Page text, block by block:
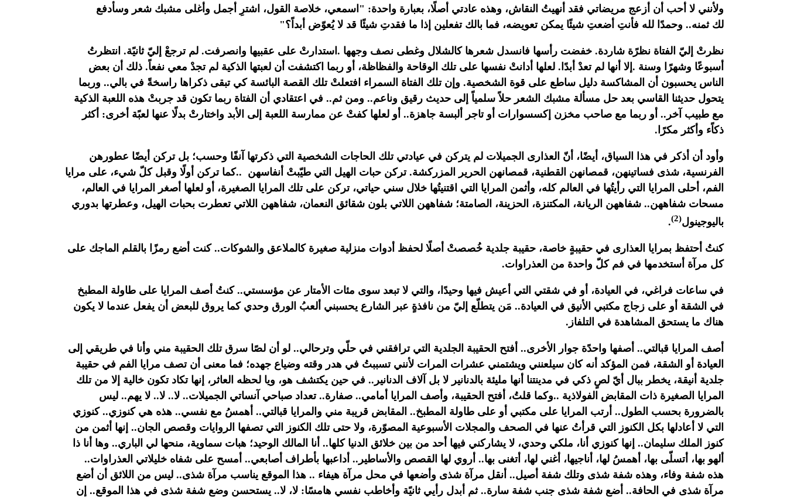
ولأنني لا أحب أن أزعج مريضاتي فقد أنهيتُ النقاش، وهذه عادتي أصلًا، بعبارة واحدة: "اسمعي، خلاصة القول، اشترِ أجمل وأغلى مشبك شعر وسأدفع
لك ثمنه.. وحمدًا لله فأنتِ أضعتِ شيئًا يمكن تعويضه، فما بالك تفعلين إذا ما فقدتِ شيئًا قد لا يُعوّض أبداً؟"‏
نظرتْ إليّ الفتاة نظرًة شاردة. خفضت رأسها فانسدل شعرها كالشلال وغطى نصف وجهها .استدارتْ على عقبيها وانصرفت. لم ترجعْ إليّ ثانيًة. انتظرتُ
أسبوعًا وشهرًا وسنة .إلا أنها لم تعدْ أبدًا. لعلها أدانتْ نفسها على تلك الوقاحة والفظاظة، أو ربما اكتشفت أن لعبتها الذكية لم تجدْ معي نفعاً. ذلك أن بعض
الناس يحسبون أن المشاكسة دليل ساطع على قوة الشخصية. وإن تلك الفتاة السمراء افتعلتْ تلك القصة البائسة كي تبقى ذكراها راسخةً في بالي.. وربما
يتحول حديثنا القاسي بعد حل مسألة مشبك الشعر حلاً سلمياً إلى حديث رقيق وناعم.. ومن ثم.. في اعتقادي أن الفتاة ربما تكون قد جربتْ هذه اللعبة الذكية
مع طبيب آخر.. أو ربما مع صاحب مخزن إكسسوارات أو تاجر
ألبسة جاهزة.. أو لعلها كفتْ عن ممارسة اللعبة إلى الأبد واختارتْ بدلًا عنها لعبًة أخرى: أكثر
ذكاًء وأكثر مكرًا.‏
وأود أن أذكر في هذا السياق، أيضًا، أنّ العذارى الجميلات لم يتركن في عيادتي تلك الحاجات الشخصية التي ذكرتها آنفًا وحسب؛ بل تركن أيضًا عطورهن
الفرنسية، شذى فساتينهن، قمصانهن القطنية، قمصانهن الحرير المزركشة. تركن حبات الهيل التي طيّبتْ أنفاسهن ..كما تركن أولًا وقبل كلّ شيء، على مرايا
الفم، أحلى المرايا التي رأيتُها في العالم كله، وأثمن المرايا التي اقتنيتُها خلال سني حياتي، تركن على تلك المرايا الصغيرة، أو لعلها أصغر المرايا في العالم،
مسحات شفاههن.. شفاههن الريانة، المكتنزة، الحزينة، الصامتة؛ شفاههن اللاتي بلون شقائق النعمان، شفاههن اللاتي تعطرت بحبات الهيل، وعطرتها بدوري
باليوجينول(2)
.‏
كنتُ أحتفظ بمرايا العذارى في حقيبةٍ خاصة، حقيبة جلدية خُصصتْ أصلًا لحفظ أدوات منزلية صغيرة كالملاعق والشوكات.. كنت أضع رمزًا بالقلم الماجك على
كل مرآة أستخدمها في فم كلّ واحدة من العذراوات.‏
في ساعات فراغي، في العيادة، أو في شقتي التي أعيش فيها وحيدًا، والتي لا تبعد سوى مئات الأمتار عن مؤسستي.. كنتُ أصف المرايا على طاولة المطبخ
في الشقة أو على زجاج مكتبي الأنيق في العيادة.. مَن يتطلّع إليّ من نافذةٍ عبر الشارع يحسبني ألعبُ الورق وحدي كما يروق للبعض أن يفعل عندما لا يكون
هناك ما يستحق المشاهدة في التلفاز.‏
أصف المرايا قبالتي.. أصفها واحدًة جوار الأخرى.. أفتح الحقيبة الجلدية التي ترافقني في حلّي وترحالي.. لو أن لصًا سرق تلك الحقيبة مني وأنا في طريقي إلى
العيادة أو الشقة، فمن المؤكد أنه كان سيلعنني ويشتمني عشرات المرات لأنني تسببتُ في هدر وقته وضياع جهده؛ فما معنى أن تصف مرايا الفم في حقيبة
جلدية أنيقة، يخطر ببال أيّ لصٍ ذكي في مدينتنا أنها مليئة بالدنانير لا بل آلاف الدنانير.. في حين يكتشف هو، ويا لحظه العاثر، إنها تكاد تكون خالية إلا من تلك
المرايا الصغيرة ذات المقابض الفولاذية ..وكما قلتُ، أفتح الحقيبة، وأصف المرايا أمامي.. صفارة.. تعداد صباحي آنساتي الجميلات.. لا.. لا.. لا يهم.. ليس
بالضرورة بحسب الطول.. أرتب المرايا على مكتبي أو على طاولة المطبخ.. المقابض قريبة مني والمرايا قبالتي.. أهمسُ مع نفسي.. هذه هي كنوزي.. كنوزي
التي لا أعادلها بكل الكنوز التي قرأتُ عنها في الصحف والمجلات الأسبوعية المصوّرة، ولا حتى تلك الكنوز التي تصفها الروايات وقصص الجان.. إنها أثمن من
كنوز الملك سليمان.. إنها كنوزي أنا، ملكي وحدي، لا يشاركني فيها أحد من بين خلائق الدنيا كلها.. أنا المالك الوحيد؛ هبات سماوية، منحها لي الباري.. وها أنا ذا
ألهو بها، أتسلّى بها، أهمسُ لها، أناجيها، أغني لها، أتغنى بها.. أروي لها القصص والأساطير.. أداعبها بأطراف أصابعي.. أمسح على شفاه خليلاتي العذراوات..
هذه شفة وفاء، وهذه شفة شذى وتلك شفة أصيل.. أنقل مرآة شذى وأضعها في محل مرآة هيفاء ..هذا الموقع يناسب مرآة شذى.. ليس من اللائق أن أضع
مرآة شذى في الحافة.. أضع شفة شذى جنب شفة سارة.. ثم أبدل رأيي ثانيًة وأخاطب نفسي هامسًا: لا، لا.. يستحسن وضع شفة شذى في هذا الموقع.. إن